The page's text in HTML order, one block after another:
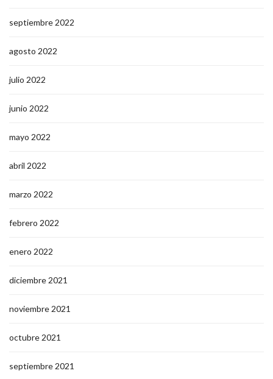
septiembre 2022
agosto 2022
julio 2022
junio 2022
mayo 2022
abril 2022
marzo 2022
febrero 2022
enero 2022
diciembre 2021
noviembre 2021
octubre 2021
septiembre 2021